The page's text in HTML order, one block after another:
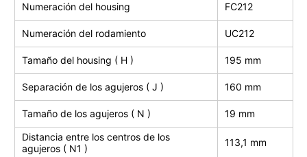
Numeración del housing FC212
Numeración del rodamiento UC212
Tamaño del housing ( H ) 195 mm
Separación de los agujeros ( J ) 160 mm
Tamaño de los agujeros ( N )
19 mm
Distancia entre los centros de los
agujeros ( N1 )
113,1 mm